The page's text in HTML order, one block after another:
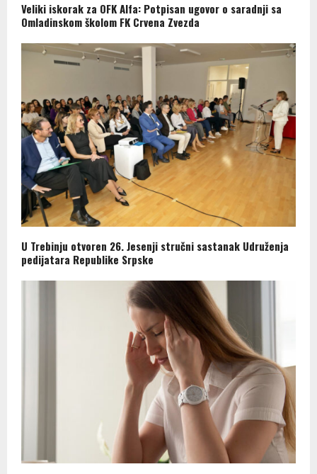
Veliki iskorak za OFK Alfa: Potpisan ugovor o saradnji sa
Omladinskom školom FK Crvena Zvezda
U Trebinju otvoren 26. Jesenji stručni sastanak Udruženja
pedijatara Republike Srpske